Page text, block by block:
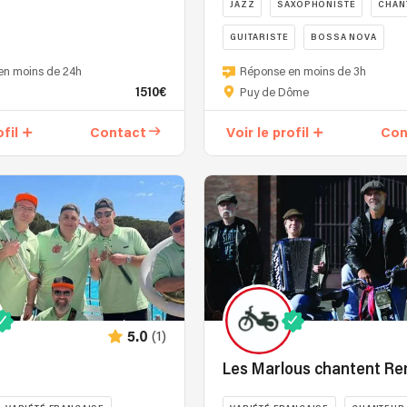
moins de 24h
1510€
Contact
JAZZ SAXOPHONISTE
GUITARISTE BOSSA NOVA
Lucie
Collins
Cocktails
propose
une
parenthèse
élégante
sensible,
entre
jazz
feutré,
Réponse en moins de 3h
Puy de Dôme
Voir le profil
5.0 (1)
Les Marlous chantent